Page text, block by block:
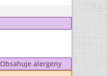
Obsahuje alergeny